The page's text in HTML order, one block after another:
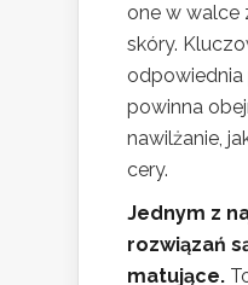
one w walce
skóry.
odpowiednia
powinna
nawilżanie,
cery.
Jednym z
rozwiązań
matujące.